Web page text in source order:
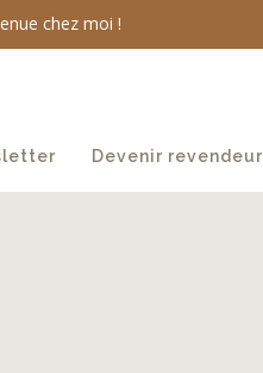
chez moi !
Devenir revendeur